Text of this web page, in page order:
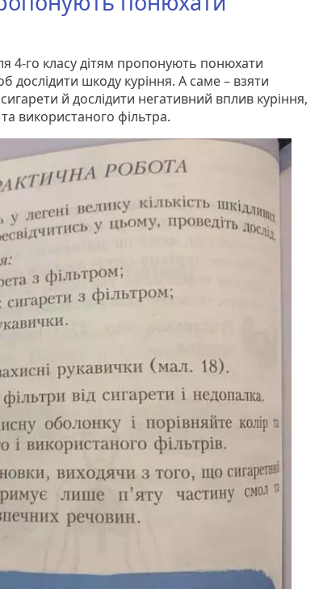
4-го класу дітям пропонують понюхати
дослідити шкоду куріння. А саме – взяти
й дослідити негативний вплив куріння,
використаного фільтра.